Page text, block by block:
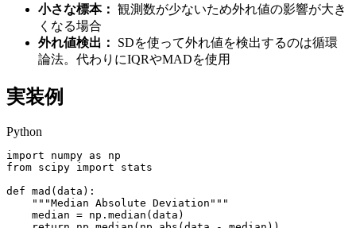
小さな標本： 観測数が少ないため外れ値の影響が大き
くなる場合
外れ値検出：
SDを使って外れ値を検出するのは循環
論法。代わりにIQRやMADを使用
実装例
Python
import numpy as np
from scipy import stats
def mad(data):
    """Median Absolute Deviation"""
    median = np.median(data)